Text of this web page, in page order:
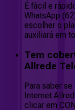
É fácil e
WhatsApp
escolher o
auxiliará em
Tem
Allrede
Para saber
Internet
clicar em